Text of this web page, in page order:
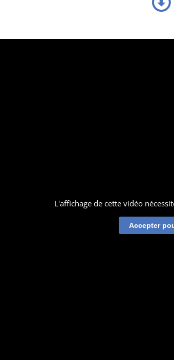
L'affichage de cette vidéo
Accepter